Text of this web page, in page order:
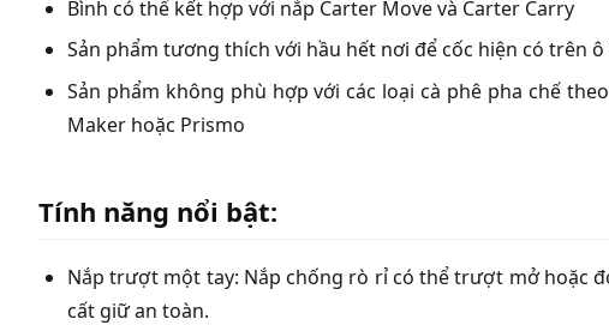
Bình có thể kết hợp với nắp Carter Move và Carter Carry
Sản phẩm tương thích với hầu hết nơi để cốc hiện có trên ô
Sản phẩm không phù hợp với các loại cà phê pha chế
Maker hoặc Prismo
Tính năng nổi bật:
Nắp trượt một tay: Nắp chống rò rỉ có thể trượt mở hoặc
cất giữ an toàn.